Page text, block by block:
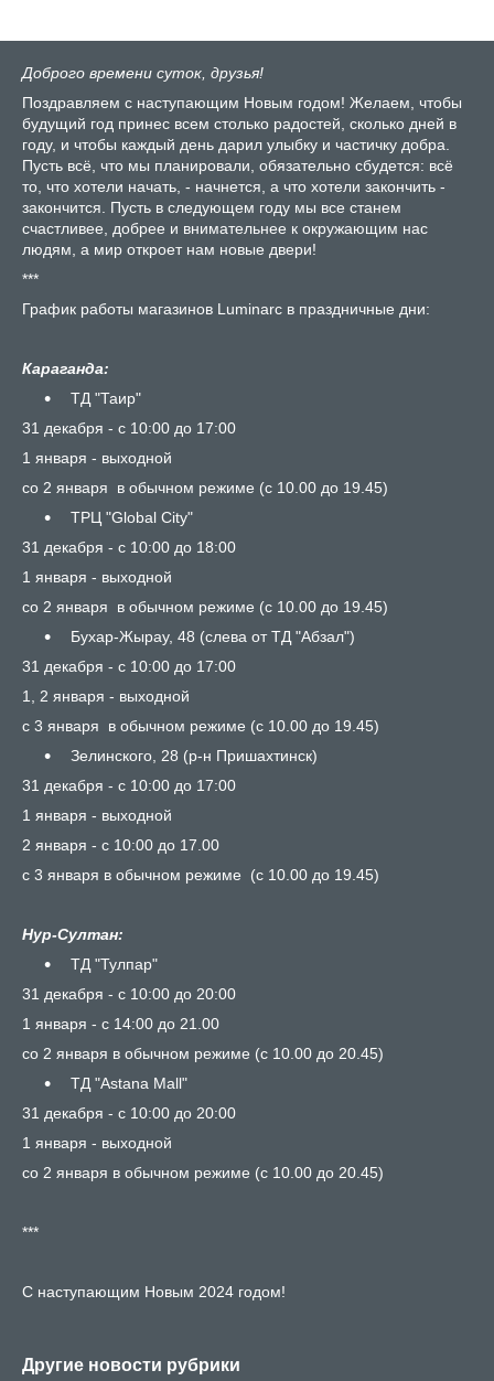
Доброго времени суток, друзья!
Поздравляем с наступающим Новым годом! Желаем, чтобы
будущий год принес всем столько радостей, сколько дней в
году, и чтобы каждый день дарил улыбку и частичку добра.
Пусть всё, что мы планировали, обязательно сбудется: всё
то, что хотели начать, - начнется, а что хотели закончить -
закончится. Пусть в следующем году мы все станем
счастливее, добрее и внимательнее к окружающим нас
людям, а мир откроет нам новые двери!
***
График работы магазинов Luminarc в праздничные дни:⠀
Караганда:
⠀ТД "Таир"
31 декабря - с 10:00 до 17:00
1 января - выходной
со 2 января в обычном режиме (с 10.00 до 19.45)
⠀ТРЦ "Global City"
31 декабря - с 10:00 до 18:00
1 января - выходной
со 2 января в обычном режиме (с 10.00 до 19.45)
⠀Бухар-Жырау, 48 (слева от ТД "Абзал")
31 декабря - с 10:00 до 17:00
1, 2 января - выходной
с 3 января в обычном режиме (с 10.00 до 19.45)
⠀Зелинского, 28 (р-н Пришахтинск)
31 декабря - с 10:00 до 17:00
1 января - выходной
2 января - с 10:00 до 17.00
с 3 января в обычном режиме (с 10.00 до 19.45)
Нур-Султан:
⠀ТД "Тулпар"
31 декабря - с 10:00 до 20:00
1 января - с 14:00 до 21.00
со 2 января в обычном режиме (с 10.00 до 20.45)
⠀ТД "Astana Mall"
31 декабря - с 10:00 до 20:00
1 января - выходной
со 2 января в обычном режиме (с 10.00 до 20.45)
***
С наступающим Новым 2024 годом!
Другие новости рубрики